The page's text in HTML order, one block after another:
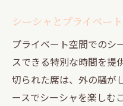
シーシャとプライベー
プライベート空間でのシ
スできる特別な時間を提
切られた席は、外の騒が
ースでシーシャを楽しむ